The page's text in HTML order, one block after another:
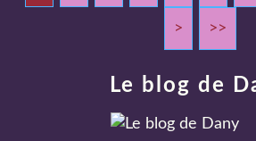
> >>
Le blog de